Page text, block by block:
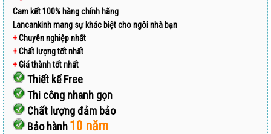
Cam kết 100% hàng chính hãng
Lancankinh mang sự khác biệt cho ngôi nhà bạn
+Chuyên nghiệp nhất
+Chất lượng tốt nhất
+Giá thành tốt nhất
Thiết kế Free
Thi công nhanh gọn
Chất lượng đảm bảo
Bảo hành10 năm